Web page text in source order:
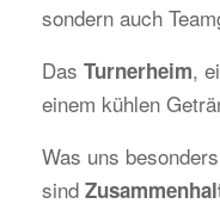
sondern auch
Das Turnerheim,
einem kühlen
Was uns
sind